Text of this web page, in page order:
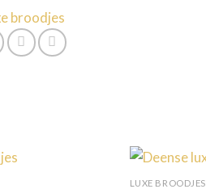
broodjes
LUXE BROODJES